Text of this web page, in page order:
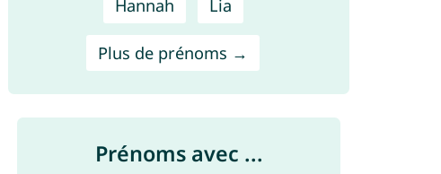
Hannah Lia
Plus de prénoms →
Prénoms avec ...